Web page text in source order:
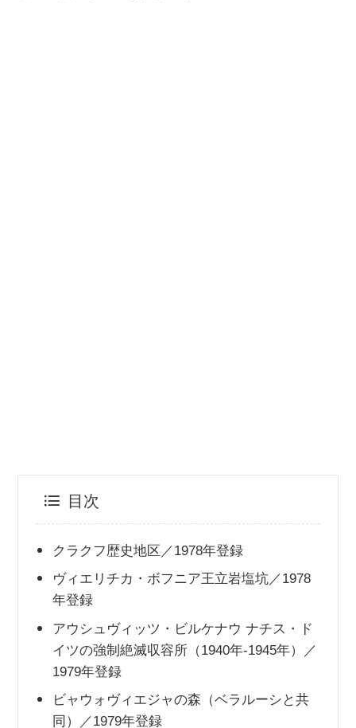
目次
クラクフ歴史地区／1978年登録
ヴィエリチカ・ボフニア王立岩塩坑／1978
年登録
アウシュヴィッツ・ビルケナウ ナチス・ド
イツの強制絶滅収容所（1940年-1945年）／
1979年登録
ビャウォヴィエジャの森（ベラルーシと共
同）／1979年登録